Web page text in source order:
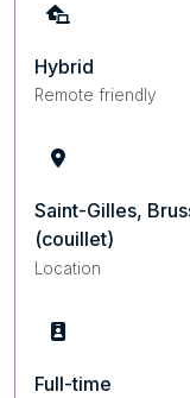
Hybrid
Remote friendly
Saint-Gilles,
(couillet)
Location
Full-time